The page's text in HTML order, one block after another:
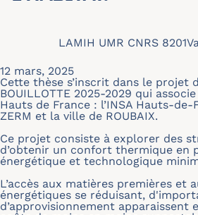
LAMIH UMR CNRS 8201
12 mars, 2025
Cette thèse s’inscrit dans le projet
BOUILLOTTE 2025-2029 qui
Hauts de France : l’INSA Hauts-de-
ZERM et la ville de ROUBAIX.
Ce projet consiste à explorer des
d’obtenir un confort thermique en
énergétique et technologique
L’accès aux matières premières et
énergétiques se réduisant,
d’approvisionnement apparaissent